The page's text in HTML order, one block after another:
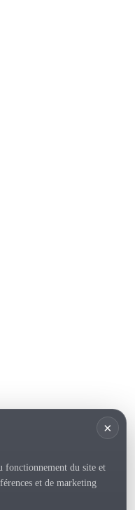
×
fonctionnement du site et
et de marketing